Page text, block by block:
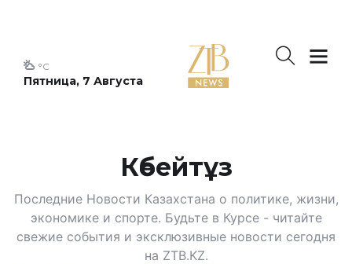
Пятница, 7 Августа
°C
Көбейтұз
Последние Новости Казахстана о политике, жизни,
экономике и спорте. Будьте в Курсе - читайте
свежие события и эксклюзивные новости сегодня
на ZTB.KZ.